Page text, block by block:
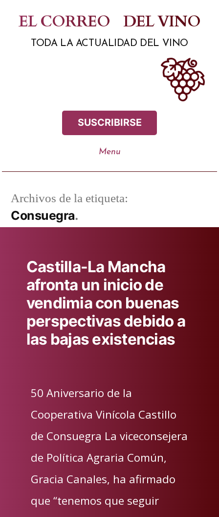
contenido
EL CORREO DEL VINO
TODA LA ACTUALIDAD DEL VINO
SUSCRIBIRSE
Archivos de la etiqueta:
Consuegra
Castilla-La Mancha
afronta un inicio de
vendimia con buenas
perspectivas debido a
las bajas existencias
50 Aniversario de la
Cooperativa Vinícola Castillo
de Consuegra La viceconsejera
de Política Agraria Común,
Gracia Canales, ha afirmado
que “tenemos que seguir